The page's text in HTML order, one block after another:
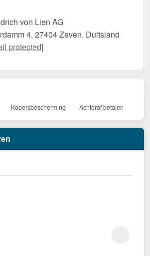
von Lien AG
4, 27404 Zeven, Duitsland
protected]
Kopersbescherming Achteraf betalen